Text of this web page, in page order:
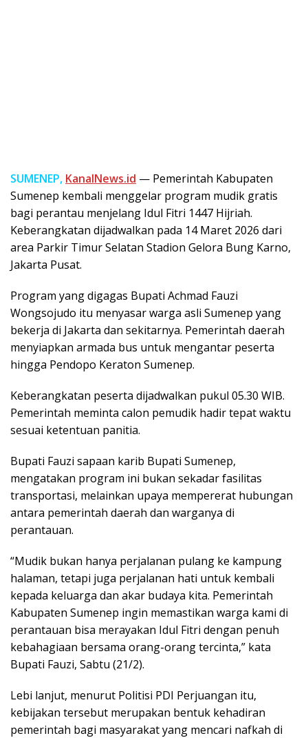
SUMENEP, KanalNews.id — Pemerintah Kabupaten
Sumenep kembali menggelar program mudik gratis
bagi perantau menjelang Idul Fitri 1447 Hijriah.
Keberangkatan dijadwalkan pada 14 Maret 2026 dari
area Parkir Timur Selatan Stadion Gelora Bung Karno,
Jakarta Pusat.
Program yang digagas Bupati Achmad Fauzi
Wongsojudo itu menyasar warga asli Sumenep yang
bekerja di Jakarta dan sekitarnya. Pemerintah daerah
menyiapkan armada bus untuk mengantar peserta
hingga Pendopo Keraton Sumenep.
Keberangkatan peserta dijadwalkan pukul 05.30 WIB.
Pemerintah meminta calon pemudik hadir tepat waktu
sesuai ketentuan panitia.
Bupati Fauzi sapaan karib Bupati Sumenep,
mengatakan program ini bukan sekadar fasilitas
transportasi, melainkan upaya mempererat hubungan
antara pemerintah daerah dan warganya di
perantauan.
“Mudik bukan hanya perjalanan pulang ke kampung
halaman, tetapi juga perjalanan hati untuk kembali
kepada keluarga dan akar budaya kita. Pemerintah
Kabupaten Sumenep ingin memastikan warga kami di
perantauan bisa merayakan Idul Fitri dengan penuh
kebahagiaan bersama orang-orang tercinta,” kata
Bupati Fauzi, Sabtu (21/2).
Lebi lanjut, menurut Politisi PDI Perjuangan itu,
kebijakan tersebut merupakan bentuk kehadiran
pemerintah bagi masyarakat yang mencari nafkah di